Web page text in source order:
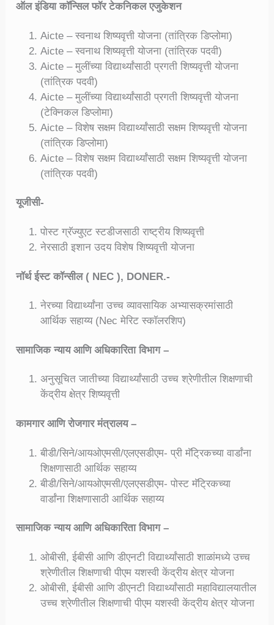
ऑल इंडिया कॉन्सिल फॉर टेकनिकल एजुकेशन
Aicte – स्वनाथ शिष्यवृत्ती योजना (तांत्रिक डिप्लोमा)
Aicte – स्वनाथ शिष्यवृत्ती योजना (तांत्रिक पदवी)
Aicte – मुलींच्या विद्यार्थ्यांसाठी प्रगती शिष्यवृत्ती योजना
(तांत्रिक पदवी)
Aicte – मुलींच्या विद्यार्थ्यांसाठी प्रगती शिष्यवृत्ती योजना
(टेक्निकल डिप्लोमा)
Aicte – विशेष सक्षम विद्यार्थ्यांसाठी सक्षम शिष्यवृत्ती योजना
(तांत्रिक डिप्लोमा)
Aicte – विशेष सक्षम विद्यार्थ्यांसाठी सक्षम शिष्यवृत्ती योजना
(तांत्रिक पदवी)
यूजीसी-
पोस्ट ग्रॅज्युएट स्टडीजसाठी राष्ट्रीय शिष्यवृत्ती
नेरसाठी इशान उदय विशेष शिष्यवृत्ती योजना
नॉर्थ ईस्ट कॉन्सील ( NEC ), DONER.-
नेरच्या विद्यार्थ्यांना उच्च व्यावसायिक अभ्यासक्रमांसाठी
आर्थिक सहाय्य (Nec मेरिट स्कॉलरशिप)
सामाजिक न्याय आणि अधिकारिता विभाग –
अनुसूचित जातीच्या विद्यार्थ्यांसाठी उच्च श्रेणीतील शिक्षणाची
केंद्रीय क्षेत्र शिष्यवृत्ती
कामगार आणि रोजगार मंत्रालय –
बीडी/सिने/आयओएमसी/एलएसडीएम- प्री मॅट्रिकच्या वार्डांना
शिक्षणासाठी आर्थिक सहाय्य
बीडी/सिने/आयओएमसी/एलएसडीएम- पोस्ट मॅट्रिकच्या
वार्डांना शिक्षणासाठी आर्थिक सहाय्य
सामाजिक न्याय आणि अधिकारिता विभाग –
ओबीसी, ईबीसी आणि डीएनटी विद्यार्थ्यांसाठी शाळांमध्ये उच्च
श्रेणीतील शिक्षणाची पीएम यशस्वी केंद्रीय क्षेत्र योजना
ओबीसी, ईबीसी आणि डीएनटी विद्यार्थ्यांसाठी महाविद्यालयातील
उच्च श्रेणीतील शिक्षणाची पीएम यशस्वी केंद्रीय क्षेत्र योजना